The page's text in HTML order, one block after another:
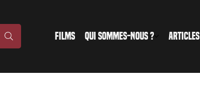
FILMS QUI SOMMES-NOUS ? ARTICLES